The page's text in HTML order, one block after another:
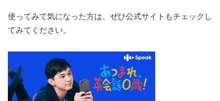
使ってみて気になった方は、ぜひ公式サイトもチェックし
てみてください。